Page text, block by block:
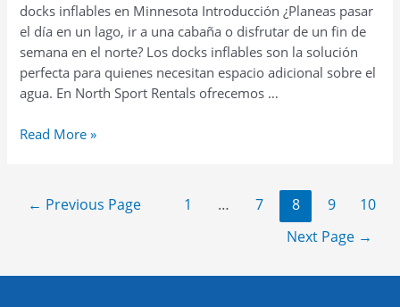
docks inflables en Minnesota Introducción ¿Planeas pasar
el día en un lago, ir a una cabaña o disfrutar de un fin de
semana en el norte? Los docks inflables son la solución
perfecta para quienes necesitan espacio adicional sobre el
agua. En North Sport Rentals ofrecemos …
Convierte
tu
renta
Read More »
← Previous Page 1 … 7 8 9
10
Next Page →